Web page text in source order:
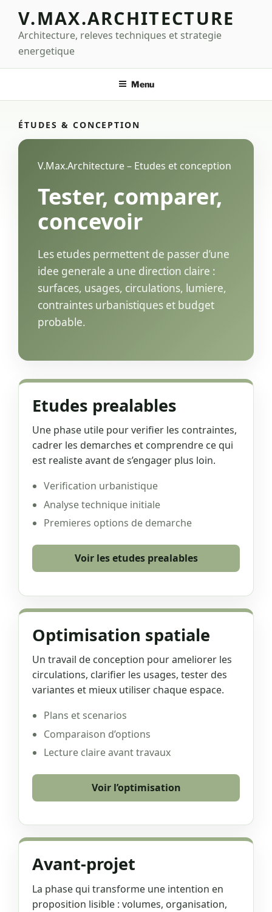
contenu
principal
V.MAX.ARCHITECTURE
Architecture, releves techniques et strategie
energetique
Menu
ÉTUDES & CONCEPTION
V.Max.Architecture – Etudes et conception
Tester, comparer,
concevoir
Les etudes permettent de passer d’une
idee generale a une direction claire :
surfaces, usages, circulations, lumiere,
contraintes urbanistiques et budget
probable.
Etudes prealables
Une phase utile pour verifier les contraintes,
cadrer les demarches et comprendre ce qui
est realiste avant de s’engager plus loin.
Verification urbanistique
Analyse technique initiale
Premieres options de demarche
Voir les etudes prealables
Optimisation spatiale
Un travail de conception pour ameliorer les
circulations, clarifier les usages, tester des
variantes et mieux utiliser chaque espace.
Plans et scenarios
Comparaison d’options
Lecture claire avant travaux
Voir l’optimisation
Avant-projet
La phase qui transforme une intention en
proposition lisible : volumes, organisation,